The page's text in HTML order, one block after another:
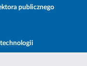
publicznego